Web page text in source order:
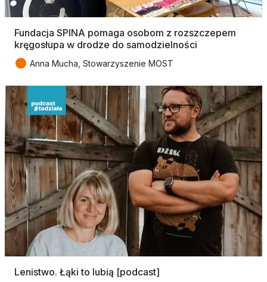
Fundacja SPINA pomaga osobom z rozszczepem
kręgosłupa w drodze do samodzielności
● Anna Mucha, Stowarzyszenie MOST
Lenistwo. Łąki to lubią [podcast]